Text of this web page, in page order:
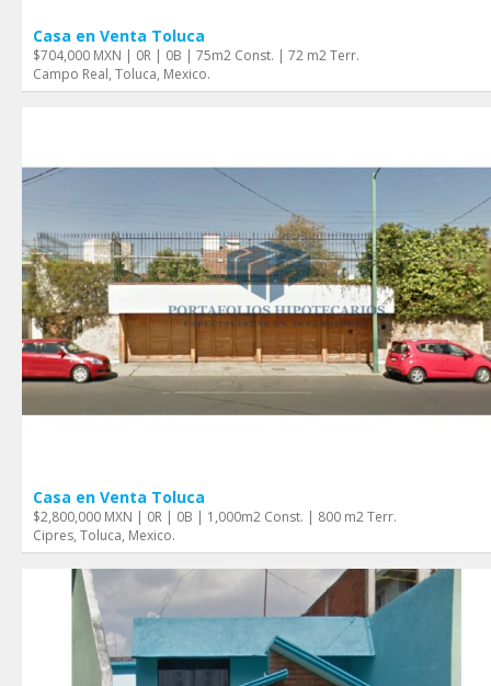
Casa en Venta Toluca
$704,000 MXN | 0R | 0B | 75m2 Const. | 72 m2 Terr.
Campo Real, Toluca, Mexico.
Casa en Venta Toluca
$2,800,000 MXN | 0R | 0B | 1,000m2 Const. | 800 m2 Terr.
Cipres, Toluca, Mexico.